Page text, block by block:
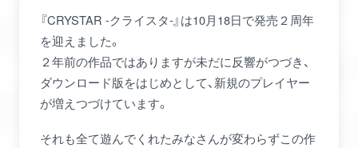
『CRYSTAR -クライスタ-』は10月18日で発売２周年
を迎えました。
２年前の作品ではありますが未だに反響がつづき、
ダウンロード版をはじめとして、新規のプレイヤー
が増えつづけています。
それも全て遊んでくれたみなさんが変わらずこの作